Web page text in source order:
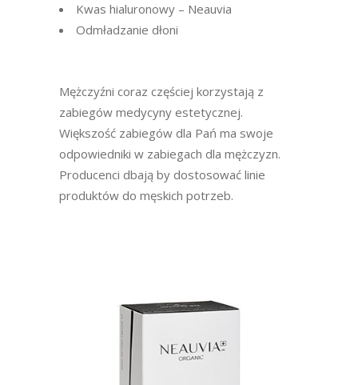
Kwas hialuronowy – Neauvia
Odmładzanie dłoni
Mężczyźni coraz częściej korzystają z
zabiegów medycyny estetycznej.
Większość zabiegów dla Pań ma swoje
odpowiedniki w zabiegach dla mężczyzn.
Producenci dbają by dostosować linie
produktów do męskich potrzeb.